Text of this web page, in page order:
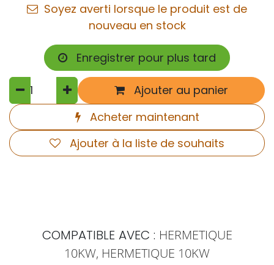
Soyez averti lorsque le produit est de
nouveau en stock
Enregistrer pour plus tard
Ajouter au panier
Acheter maintenant
Ajouter à la liste de souhaits
COMPATIBLE AVEC : HERMETIQUE
10KW, HERMETIQUE 10KW